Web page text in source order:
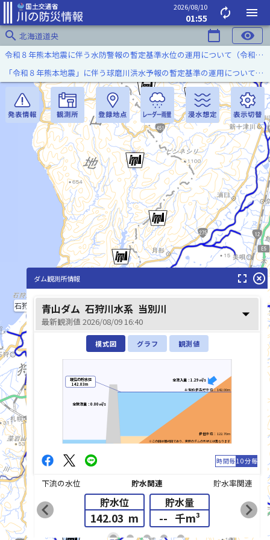
2026/08/10
01:55 autorenew
menu
search 北海道道央 calendar_today visibility
石狩川(いしかりがわ)
令和８年熊本地震に伴う水防警報の暫定基準水位の運用について（令和８年８月７日）
「令和８年熊本地震」に伴う球磨川洪水予報の暫定基準の運用について（令和８年８月５日）
list_alt
ダム観測所情報 fullscreen highlight_off
青山ダム 石狩川水系 当別川
最新観測値 2026/08/09 16:40 arrow_drop_down
模式図 グラフ 観測値
※この図は模式図であり、実際のダムの形状とは異なります
平常時最高貯水位：142.00m
最低水位：122.70m
現在の貯水位
142.03m
全流入量：1.29㎥/s
全放流量：0.00㎥/s
時間毎10分毎
下流の水位 貯水関連 貯水率関連
貯水位
142.03 m
貯水量
-- 千m³
chevron_left chevron_right